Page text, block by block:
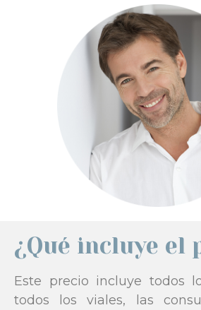
¿Qué incluye el
Este precio incluye todos
todos los viales, las